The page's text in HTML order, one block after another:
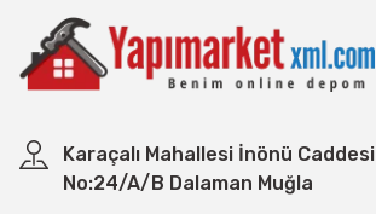
Karaçalı Mahallesi İnönü Caddesi
No:24/A/B Dalaman Muğla